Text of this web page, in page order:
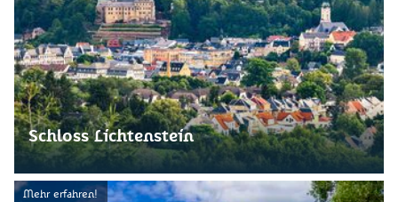
Schloss Lichtenstein
Mehr erfahren!